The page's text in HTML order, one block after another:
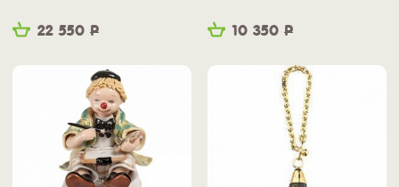
22 550 Р 10 350 Р